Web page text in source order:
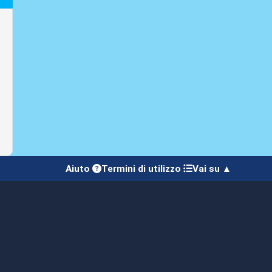
Aiuto Termini di utilizzo Vai su ▲